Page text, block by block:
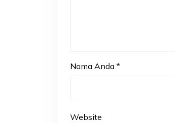
Nama Anda *
Website